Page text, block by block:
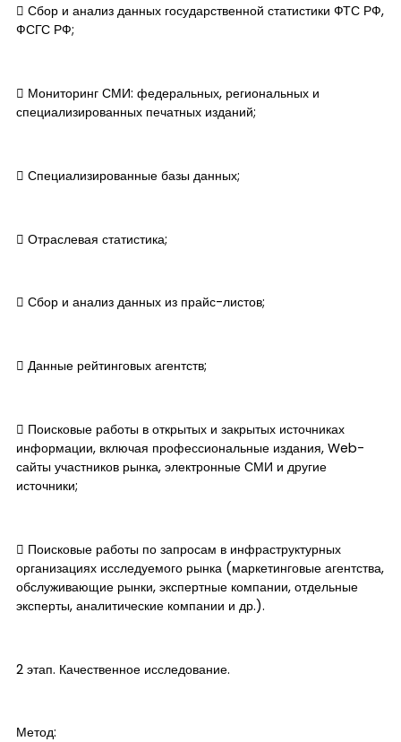
​ Сбор и анализ данных государственной статистики ФТС РФ,
ФСГС РФ;
​ Мониторинг СМИ: федеральных, региональных и
специализированных печатных изданий;
​ Специализированные базы данных;
​ Отраслевая статистика;
​ Сбор и анализ данных из прайс-листов;
​ Данные рейтинговых агентств;
​ Поисковые работы в открытых и закрытых источниках
информации, включая профессиональные издания, Web-
сайты участников рынка, электронные СМИ и другие
источники;
​ Поисковые работы по запросам в инфраструктурных
организациях исследуемого рынка (маркетинговые агентства,
обслуживающие рынки, экспертные компании, отдельные
эксперты, аналитические компании и др.).
2 этап. Качественное исследование.
Метод: